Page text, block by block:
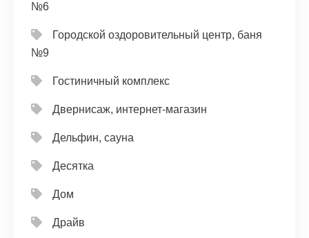
№6
Городской оздоровительный центр, баня
№9
Гостиничный комплекс
Двернисаж, интернет-магазин
Дельфин, сауна
Десятка
Дом
Драйв